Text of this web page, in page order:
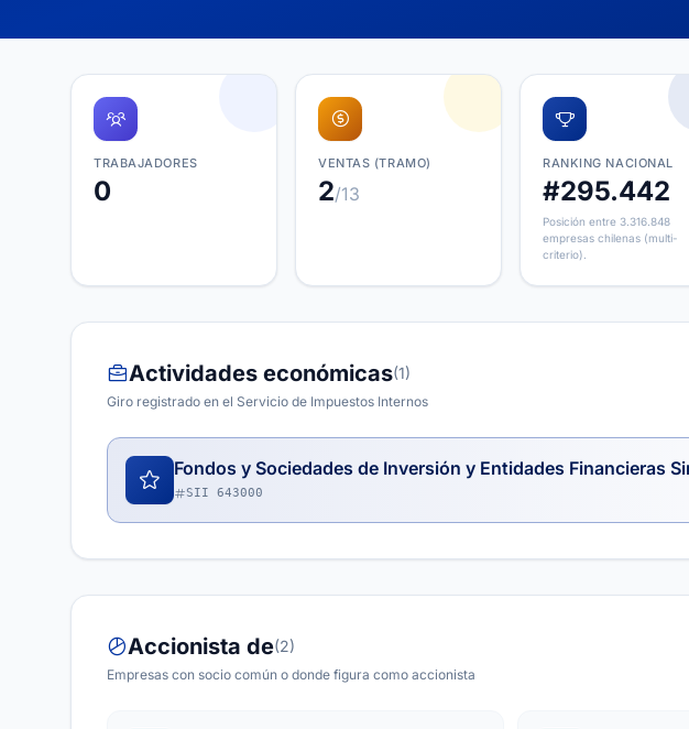
TRABAJADORES
0
VENTAS (TRAMO)
2/13
RANKING NACIONAL
#295.442
Posición entre 3.316.848
empresas chilenas (multi-
criterio).
Actividades económicas(1)
Giro registrado en el Servicio de Impuestos Internos
Fondos y Sociedades de Inversión y Entidades Financieras
SII 643000
Accionista de(2)
Empresas con socio común o donde figura como accionista